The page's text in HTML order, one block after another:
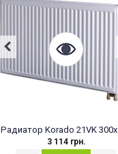
Радиатор Korado 21VK
3 114 грн.